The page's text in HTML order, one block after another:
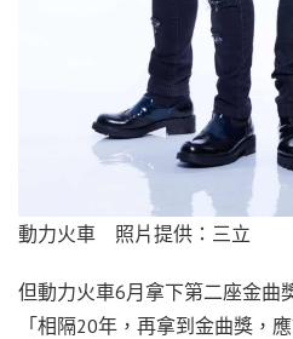
動力火車 照片提供：三立
但動力火車6月拿下第二座金曲
「相隔20年，再拿到金曲獎，